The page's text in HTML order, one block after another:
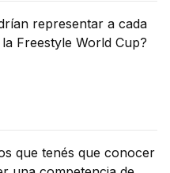
representar a cada
Freestyle World Cup?
que tenés que conocer